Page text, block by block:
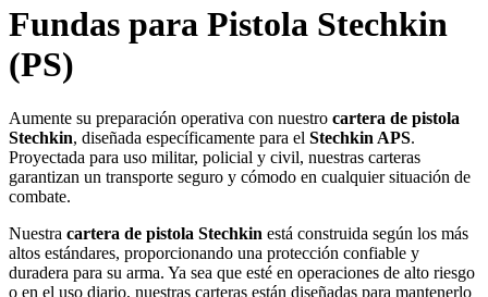
Fundas para Pistola Stechkin
(PS)
Aumente su preparación operativa con nuestro cartera de pistola
Stechkin, diseñada específicamente para el Stechkin APS.
Proyectada para uso militar, policial y civil, nuestras carteras
garantizan un transporte seguro y cómodo en cualquier situación de
combate.
Nuestra cartera de pistola Stechkin está construida según los más
altos estándares, proporcionando una protección confiable y
duradera para su arma. Ya sea que esté en operaciones de alto riesgo
o en el uso diario, nuestras carteras están diseñadas para mantenerlo